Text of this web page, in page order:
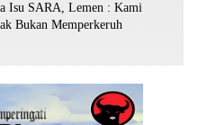
SARA, Lemen : Kami
Bukan Memperkeruh